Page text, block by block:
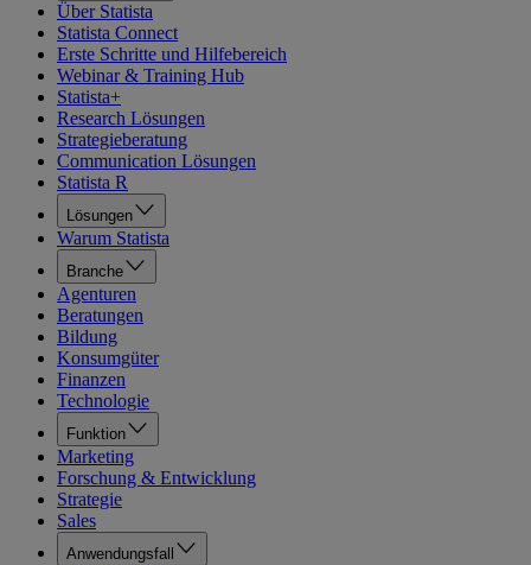
Über Statista
Statista Connect
Erste Schritte und Hilfebereich
Webinar & Training Hub
Statista+
Research Lösungen
Strategieberatung
Communication Lösungen
Statista R
Lösungen
Warum Statista
Branche
Agenturen
Beratungen
Bildung
Konsumgüter
Finanzen
Technologie
Funktion
Marketing
Forschung & Entwicklung
Strategie
Sales
Anwendungsfall